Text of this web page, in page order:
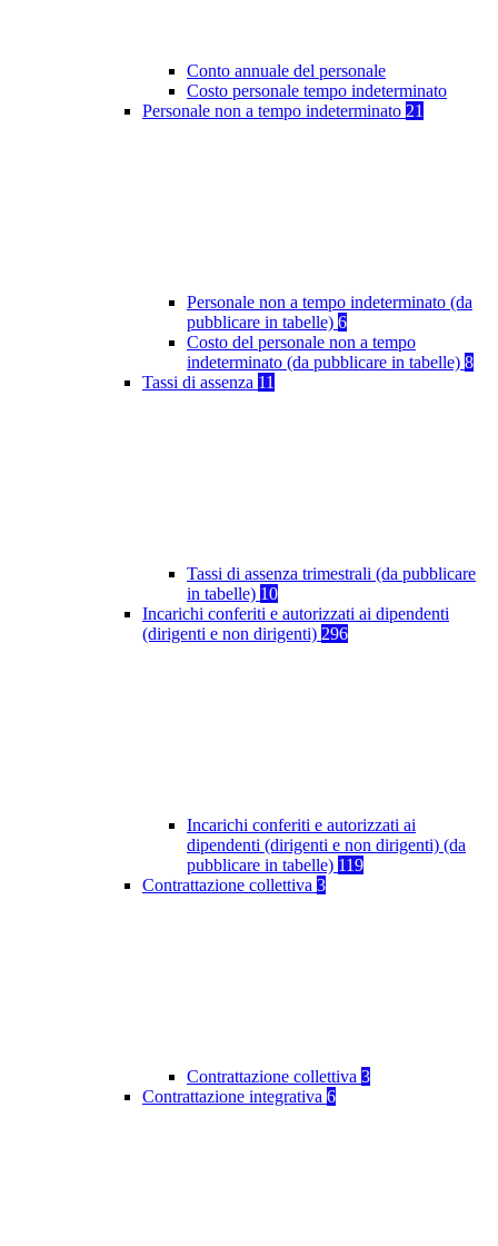
Conto annuale del personale
Costo personale tempo indeterminato
Personale non a tempo indeterminato 21
Personale non a tempo indeterminato (da
pubblicare in tabelle) 6
Costo del personale non a tempo
indeterminato (da pubblicare in tabelle) 8
Tassi di assenza 11
Tassi di assenza trimestrali (da pubblicare
in tabelle) 10
Incarichi conferiti e autorizzati ai dipendenti
(dirigenti e non dirigenti) 296
Incarichi conferiti e autorizzati ai
dipendenti (dirigenti e non dirigenti) (da
pubblicare in tabelle) 119
Contrattazione collettiva 3
Contrattazione collettiva 3
Contrattazione integrativa 6